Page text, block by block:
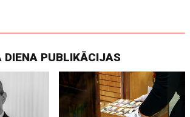
DIENA PUBLIKĀCIJAS